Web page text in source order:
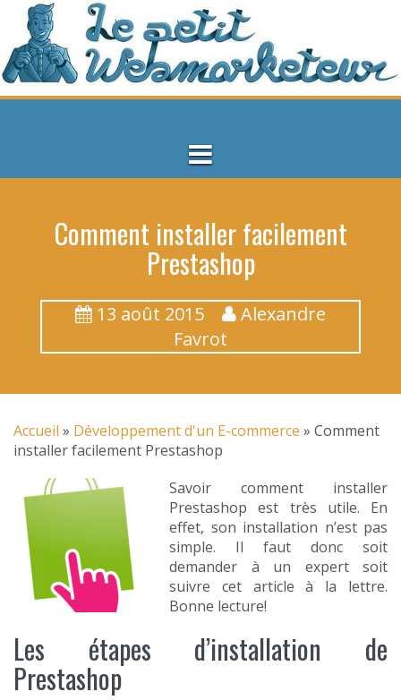
p
t
Comment installer facilement
Prestashop
13 août 2015
Alexandre
Favrot
Accueil » Développement d'un E-commerce » Comment
installer facilement Prestashop
Savoir comment installer
Prestashop est très utile. En
effet, son installation n’est pas
simple. Il faut donc soit
demander à un expert soit
suivre cet article à la lettre.
Bonne lecture!
Les étapes d’installation de
Prestashop